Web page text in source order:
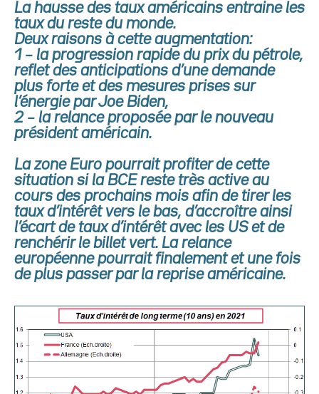
La hausse des taux américains entraine les
taux du reste du monde.
Deux raisons à cette augmentation:
1 – la progression rapide du prix du pétrole,
reflet des anticipations d’une demande
plus forte et des mesures prises sur
l’énergie par Joe Biden,
2 – la relance proposée par le nouveau
président américain.
La zone Euro pourrait profiter de cette
situation si la BCE reste très active au
cours des prochains mois afin de tirer les
taux d’intérêt vers le bas, d’accroître ainsi
l’écart de taux d’intérêt avec les US et de
renchérir le billet vert. La relance
européenne pourrait finalement et une fois
de plus passer par la reprise américaine.